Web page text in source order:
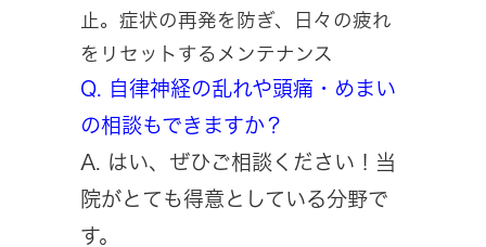
止。症状の再発を防ぎ、日々の疲れ
をリセットするメンテナンス
Q. 自律神経の乱れや頭痛・めまい
の相談もできますか？
A. はい、ぜひご相談ください！当
院がとても得意としている分野で
す。